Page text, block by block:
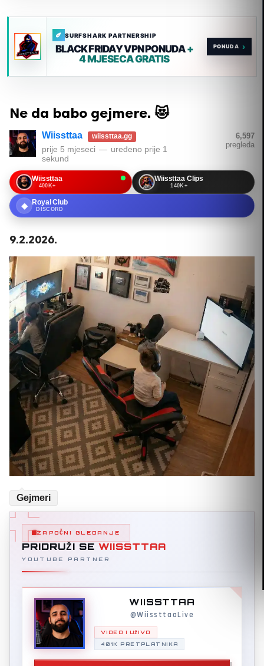
SURFSHARK PARTNERSHIP
BLACK FRIDAY VPN PONUDA+
4 MJESECA GRATIS
›
Ne da babo gejmere. 😻
Wiissttaa wiissttaa.gg
prije 5 mjeseci — uređeno prije 1
sekund
6,597
pregleda
Wiissttaa
400K+
Wiissttaa Clips
140K+
◆ Royal Club
DISCORD
9.2.2026.
Gejmeri
ZAPOČNI GLEDANJE
PRIDRUŽI SE WIISSTTAA
YOUTUBE PARTNER
WIISSTTAA
@WiissttaaLive
VIDEO I UŽIVO
401K PRETPLATNIKA